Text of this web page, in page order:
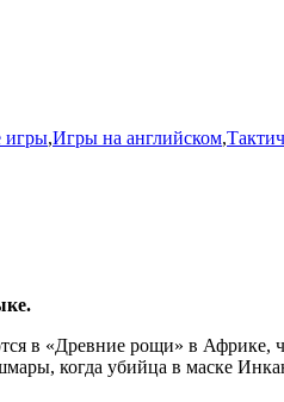
игры,Игры на английском,
в «Древние рощи» в Африке,
когда убийца в маске